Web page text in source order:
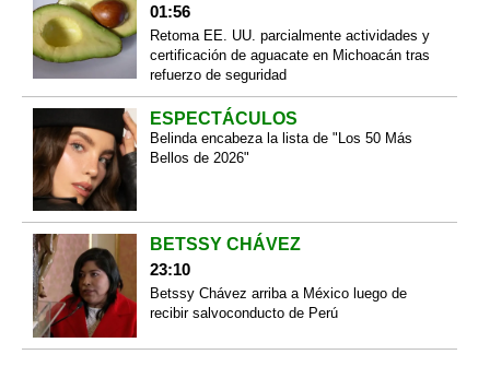
01:56
Retoma EE. UU. parcialmente actividades y
certificación de aguacate en Michoacán tras
refuerzo de seguridad
ESPECTÁCULOS
Belinda encabeza la lista de "Los 50 Más
Bellos de 2026"
BETSSY CHÁVEZ
23:10
Betssy Chávez arriba a México luego de
recibir salvoconducto de Perú